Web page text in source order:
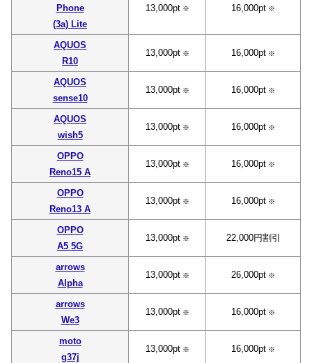
Phone
(3a) Lite
13,000pt※ 16,000pt ※
AQUOS
R10
13,000pt※ 16,000pt ※
AQUOS
sense10
13,000pt※ 16,000pt ※
AQUOS
wish5
13,000pt※ 16,000pt ※
OPPO
Reno15 A
13,000pt※ 16,000pt ※
OPPO
Reno13 A
13,000pt※ 16,000pt ※
OPPO
A5 5G
13,000pt※ 22,000円割引
arrows
Alpha
13,000pt※ 26,000pt ※
arrows
We3
13,000pt※ 16,000pt ※
moto
g37j
13,000pt※ 16,000pt ※